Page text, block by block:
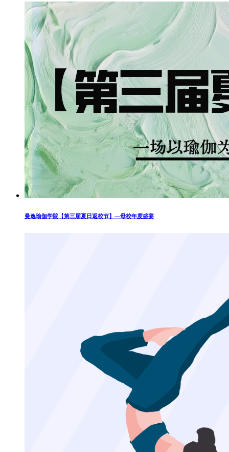
曼逸瑜伽学院【第三届夏日返校节】—母校年度盛宴